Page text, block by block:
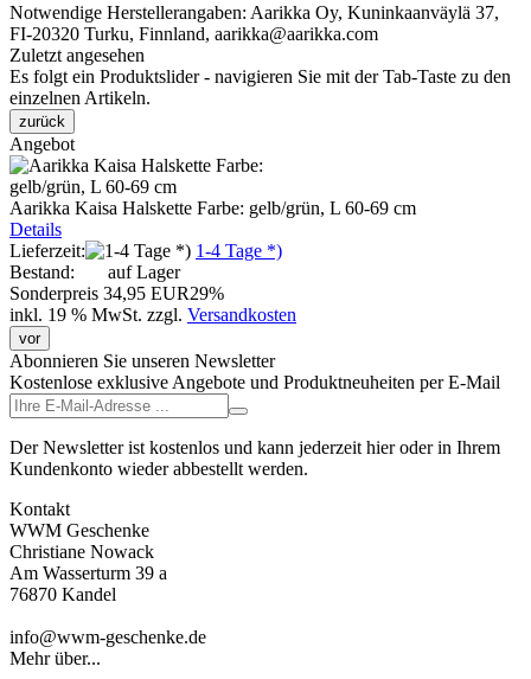
Notwendige Herstellerangaben: Aarikka Oy, Kuninkaanväylä 37,
FI-20320 Turku, Finnland, aarikka@aarikka.com
Zuletzt angesehen
Es folgt ein Produktslider - navigieren Sie mit der Tab-Taste zu den
einzelnen Artikeln.
zurück
Angebot
Aarikka Kaisa Halskette Farbe: gelb/grün, L 60-69 cm
Details
Lieferzeit:
1-4 Tage *)
Bestand:
auf Lager
Sonderpreis 34,95 EUR29%
inkl. 19 % MwSt. zzgl. Versandkosten
vor
Abonnieren Sie unseren Newsletter
Kostenlose exklusive Angebote und Produktneuheiten per E-Mail
Der Newsletter ist kostenlos und kann jederzeit hier oder in Ihrem
Kundenkonto wieder abbestellt werden.
Kontakt
WWM Geschenke
Christiane Nowack
Am Wasserturm 39 a
76870 Kandel
info@wwm-geschenke.de
Mehr über...